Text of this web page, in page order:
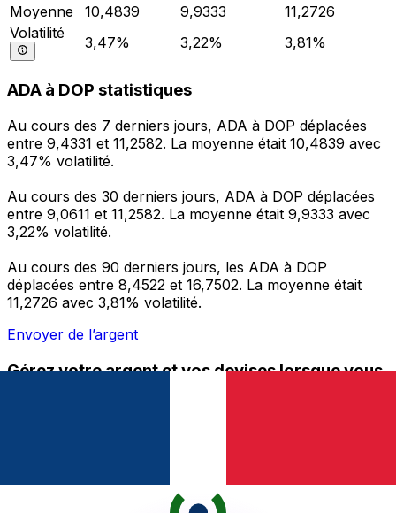
Moyenne
10,4839 9,9333
11,2726
Volatilité
3,47% 3,22% 3,81%
ADA à DOP statistiques
Au cours des 7 derniers jours, ADA à DOP déplacées
entre 9,4331 et 11,2582. La moyenne était 10,4839 avec
3,47% volatilité.
Au cours des 30 derniers jours, ADA à DOP déplacées
entre 9,0611 et 11,2582. La moyenne était 9,9333 avec
3,22% volatilité.
Au cours des 90 derniers jours, les ADA à DOP
déplacées entre 8,4522 et 16,7502. La moyenne était
11,2726 avec 3,81% volatilité.
Envoyer de l’argent
Gérez votre argent et vos devises lorsque vous
l'argent à l'étranger sans frais cachés. Téléchargez